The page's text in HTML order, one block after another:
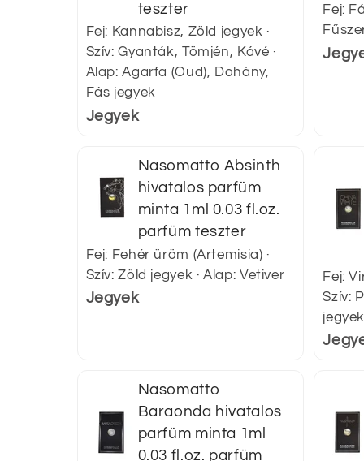
ó
:
teszter
Fej: Kannabisz, Zöld jegyek ·
Szív: Gyanták, Tömjén, Kávé ·
Alap: Agarfa (Oud), Dohány,
Fás jegyek
Jegyek
Fej:
Nasomatto Absinth
hivatalos parfüm
minta 1ml 0.03 fl.oz.
parfüm teszter
Fej: Fehér üröm (Artemisia) ·
Szív: Zöld jegyek · Alap: Vetiver
Jegyek
Fej:
Szív:
Nasomatto
Baraonda hivatalos
parfüm minta 1ml
0.03 fl.oz. parfüm